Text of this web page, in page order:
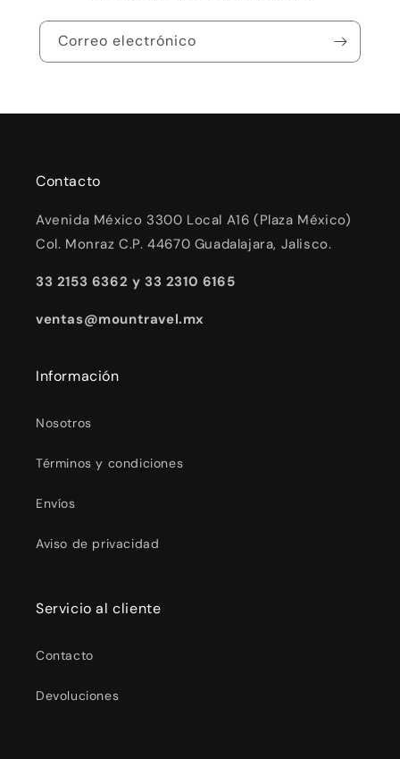
Correo electrónico
Contacto
Avenida México 3300 Local A16 (Plaza México)
Col. Monraz C.P. 44670 Guadalajara, Jalisco.
33 2153 6362 y 33 2310 6165
ventas@mountravel.mx
Información
Nosotros
Términos y condiciones
Envíos
Aviso de privacidad
Servicio al cliente
Contacto
Devoluciones